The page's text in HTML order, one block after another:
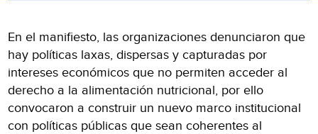
En el manifiesto, las organizaciones denunciaron que
hay políticas laxas, dispersas y capturadas por
intereses económicos que no permiten acceder al
derecho a la alimentación nutricional, por ello
convocaron a construir un nuevo marco institucional
con políticas públicas que sean coherentes al